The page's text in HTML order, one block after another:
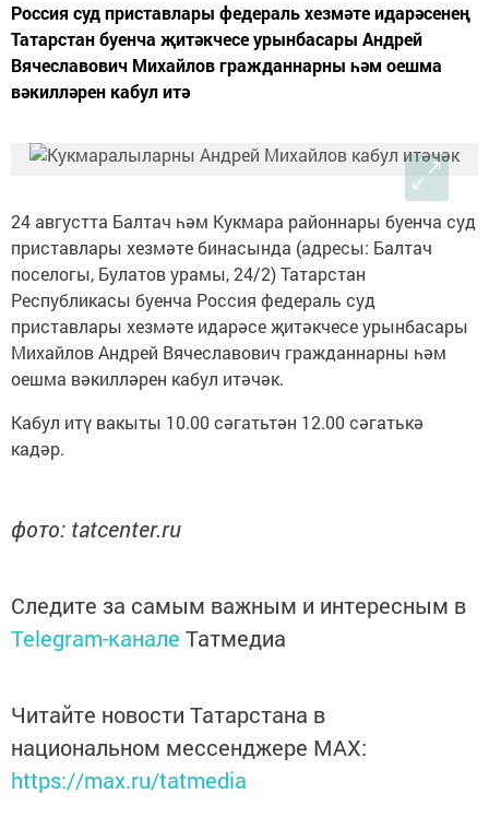
Россия суд приставлары федераль хезмәте идарәсенең
Татарстан буенча җитәкчесе урынбасары Андрей
Вячеславович Михайлов гражданнарны һәм оешма
вәкилләрен кабул итә
24 августта Балтач һәм Кукмара районнары буенча суд
приставлары хезмәте бинасында (адресы: Балтач
поселогы, Булатов урамы, 24/2) Татарстан
Республикасы буенча Россия федераль суд
приставлары хезмәте идарәсе җитәкчесе урынбасары
Михайлов Андрей Вячеславович гражданнарны һәм
оешма вәкилләрен кабул итәчәк.
Кабул итү вакыты 10.00 сәгатьтән 12.00 сәгатькә
кадәр.
фото: tatcenter.ru
Следите за самым важным и интересным в
Telegram-канале Татмедиа
Читайте новости Татарстана в
национальном мессенджере MАХ:
https://max.ru/tatmedia